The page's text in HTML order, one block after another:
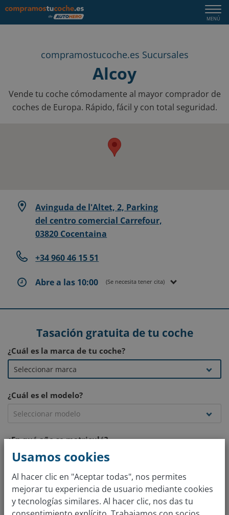
MENÚ
compramostucoche.es Sucursales
Alcoy
Vende tu coche cómodamente al mayor comprador de
coches de Europa. Rápido, fácil y con total seguridad.
Avinguda de l'Altet, 2, Parking
del centro comercial Carrefour,
03820 Cocentaina
+34 960 46 15 51
Abre a las 10:00 (Se necesita tener cita)
Tasación gratuita de tu coche
¿Cuál es la marca de tu coche?
¿Cuál es el modelo?
¿En qué año se matriculó?
Obtener tasación
Usamos cookies
Al hacer clic en "Aceptar todas", nos permites
mejorar tu experiencia de usuario mediante cookies
y tecnologías similares. Al hacer clic, nos das tu